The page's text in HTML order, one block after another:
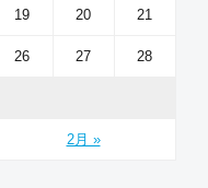
2月 »
19 20 21
26 27 28